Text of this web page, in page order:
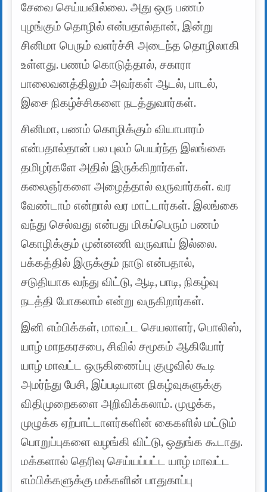
சேவை செய்யவில்லை. அது ஒரு பணம்
புழங்கும் தொழில் என்பதால்தான், இன்று
சினிமா பெரும் வளர்ச்சி அடைந்த தொழிலாகி
உள்ளது. பணம் கொடுத்தால், சகாரா
பாலைவனத்திலும் அவர்கள் ஆடல், பாடல்,
இசை நிகழ்ச்சிகளை நடத்துவார்கள்.
சினிமா, பணம் கொழிக்கும் வியாபாரம்
என்பதால்தான் பல புலம் பெயர்ந்த இலங்கை
தமிழர்களே அதில் இருக்கிறார்கள்.
கலைஞர்களை அழைத்தால் வருவார்கள். வர
வேண்டாம் என்றால் வர மாட்டார்கள். இலங்கை
வந்து செல்வது என்பது மிகப்பெரும் பணம்
கொழிக்கும் முன்னணி வருவாய் இல்லை.
பக்கத்தில் இருக்கும் நாடு என்பதால்,
சடுதியாக வந்து விட்டு, ஆடி, பாடி, நிகழ்வு
நடத்தி போகலாம் என்று வருகிறார்கள்.
இனி எம்பிக்கள், மாவட்ட செயலாளர், பொலிஸ்,
யாழ் மாநகரசபை, சிவில் சமூகம் ஆகியோர்
யாழ் மாவட்ட ஒருகிணைப்பு குழுவில் கூடி
அமர்ந்து பேசி, இப்படியான நிகழ்வுகளுக்கு
விதிமுறைகளை அறிவிக்கலாம். முழுக்க,
முழுக்க ஏற்பாட்டாளர்களின் கைகளில் மட்டும்
பொறுப்புகளை வழங்கி விட்டு, ஒதுங்க கூடாது.
மக்களால் தெரிவு செய்யப்பட்ட யாழ் மாவட்ட
எம்பிக்களுக்கு மக்களின் பாதுகாப்பு